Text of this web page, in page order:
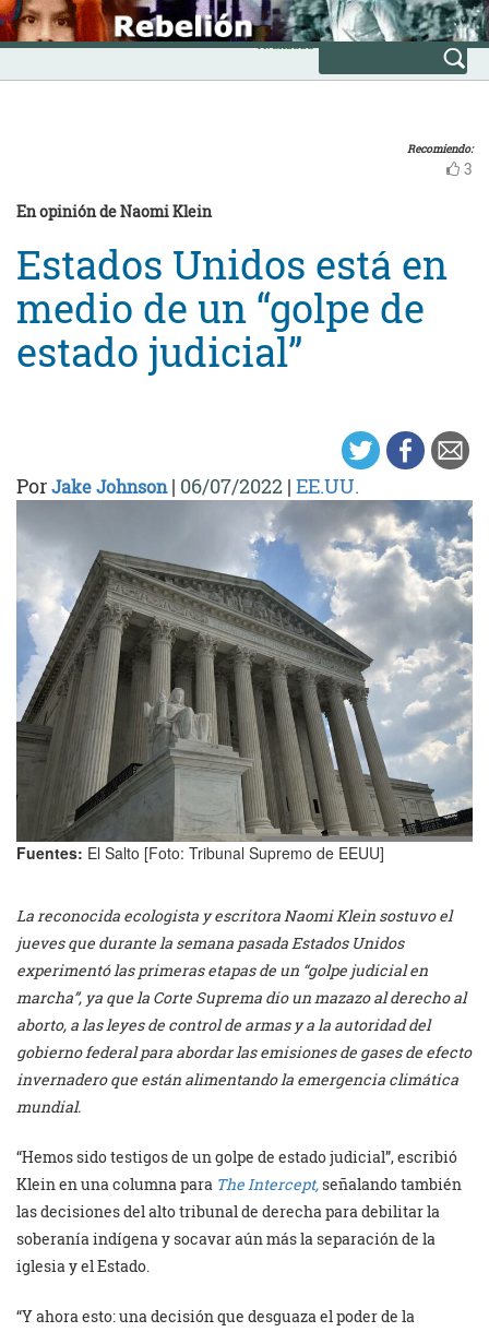
Skip
to
content
INICIO
Avanzada
Recomiendo:
3
En opinión de Naomi Klein
Estados Unidos está en
medio de un “golpe de
estado judicial”
PorJake Johnson| 06/07/2022 | EE.UU.
Fuentes: El Salto [Foto: Tribunal Supremo de EEUU]
La reconocida ecologista y escritora Naomi Klein sostuvo el
jueves que durante la semana pasada Estados Unidos
experimentó las primeras etapas de un “golpe judicial en
marcha”, ya que la Corte Suprema dio un mazazo al derecho al
aborto, a las leyes de control de armas y a la autoridad del
gobierno federal para abordar las emisiones de gases de efecto
invernadero que están alimentando la emergencia climática
mundial.
“Hemos sido testigos de un golpe de estado judicial”, escribió
Klein en una columna para The Intercept,señalando también
las decisiones del alto tribunal de derecha para debilitar la
soberanía indígena y socavar aún más la separación de la
iglesia y el Estado.
“Y ahora esto: una decisión que desguaza el poder de la